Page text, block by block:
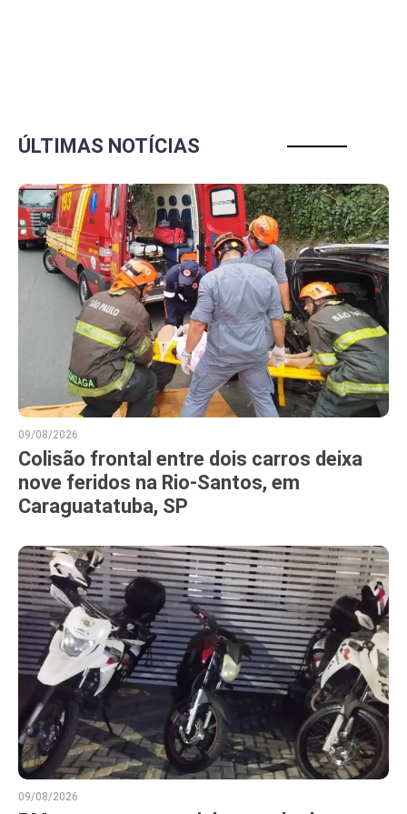
ÚLTIMAS NOTÍCIAS
09/08/2026
Colisão frontal entre dois carros deixa
nove feridos na Rio-Santos, em
Caraguatatuba, SP
09/08/2026